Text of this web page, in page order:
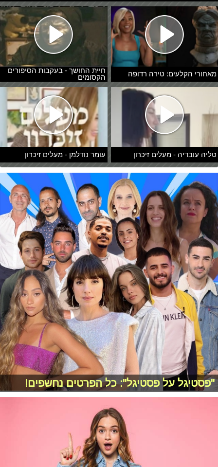
מאחורי הקלעים: טירה רדופה
חיית החושך - בעקבות הסיפורים
הקסומים
טליה עובדיה - מעלים זיכרון עומר נודלמן - מעלים זיכרון
"פסטיגל על פסטיגל": כל הפרטים נחשפים!